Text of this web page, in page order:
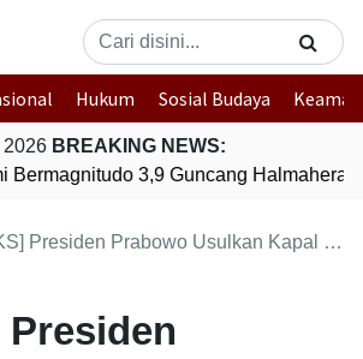
Hukum Sosial Budaya
2026 BREAKING NEWS:
Bermagnitudo 3,9 Guncang Halmahera
Prabowo Usulkan Kapal Perang Guna Lindungi Ambalat dari Malaysia
Presiden